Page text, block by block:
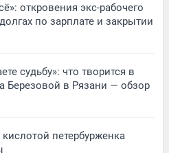
откровения экс-рабочего
по зарплате и закрытии
судьбу»: что творится в
Березовой в Рязани — обзор
петербурженка